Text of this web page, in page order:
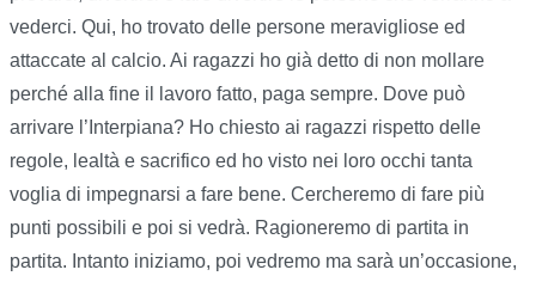
vederci. Qui, ho trovato delle persone meravigliose ed
attaccate al calcio. Ai ragazzi ho già detto di non mollare
perché alla fine il lavoro fatto, paga sempre. Dove può
arrivare l’Interpiana? Ho chiesto ai ragazzi rispetto delle
regole, lealtà e sacrifico ed ho visto nei loro occhi tanta
voglia di impegnarsi a fare bene. Cercheremo di fare più
punti possibili e poi si vedrà. Ragioneremo di partita in
partita. Intanto iniziamo, poi vedremo ma sarà un’occasione,